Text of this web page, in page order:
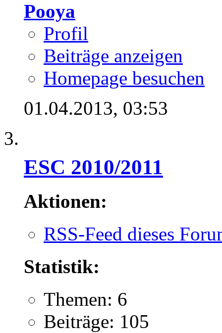
Pooya
Profil
Beiträge anzeigen
Homepage besuchen
01.04.2013, 03:53
ESC 2010/2011
Aktionen:
RSS-Feed dieses
Statistik:
Themen: 6
Beiträge: 105